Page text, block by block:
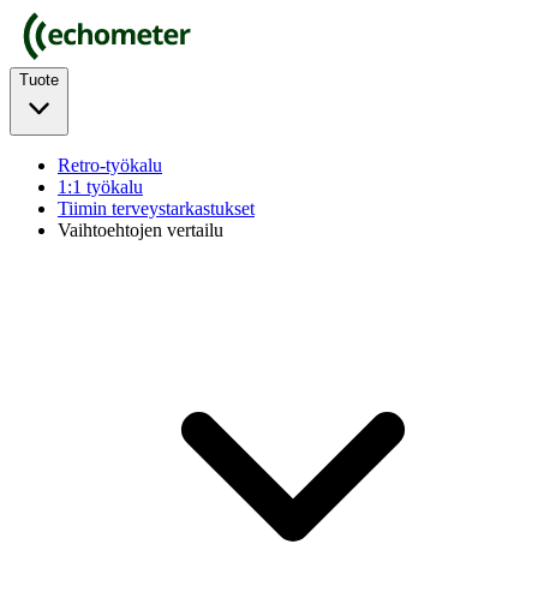
Tuote
Retro-työkalu
1:1 työkalu
Tiimin terveystarkastukset
Vaihtoehtojen vertailu